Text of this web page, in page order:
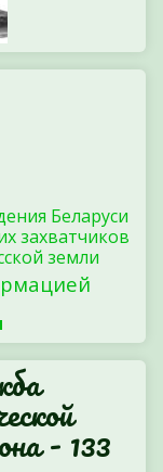
Беларуси
захватчиков
земли
- 133